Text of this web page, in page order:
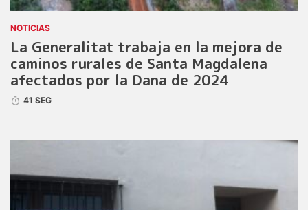
NOTICIAS
La Generalitat trabaja en la mejora de
caminos rurales de Santa Magdalena
afectados por la Dana de 2024
41 SEG